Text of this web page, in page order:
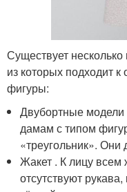
Существует
из которых подходит
фигуры:
Двубортные модели
дамам с типом
«треугольник». Они
Жакет . К лицу
отсутствуют